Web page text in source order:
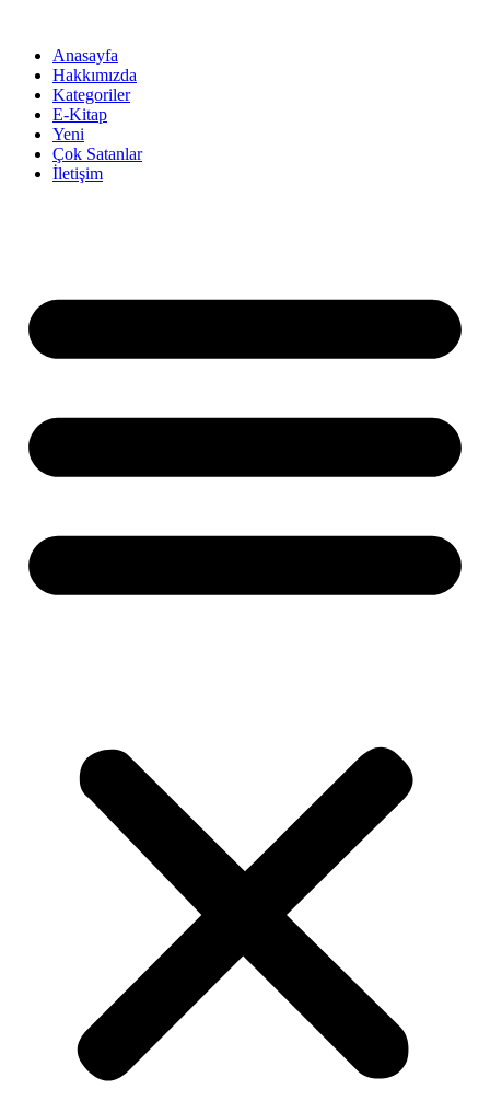
Anasayfa
Hakkımızda
Kategoriler
E-Kitap
Yeni
Çok Satanlar
İletişim